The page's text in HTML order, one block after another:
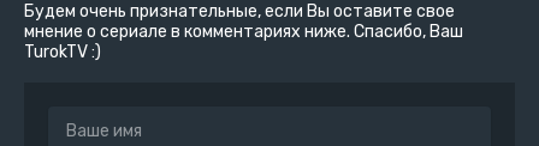
Будем очень признательные, если Вы оставите свое
мнение о сериале в комментариях ниже. Спасибо, Ваш
TurokTV :)